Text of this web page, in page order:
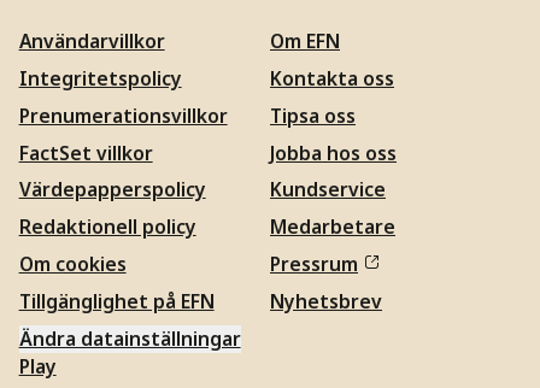
Användarvillkor
Integritetspolicy
Prenumerationsvillkor
FactSet villkor
Värdepapperspolicy
Redaktionell policy
Om cookies
Tillgänglighet på EFN
Ändra datainställningar
Om EFN
Kontakta oss
Tipsa oss
Jobba hos oss
Kundservice
Medarbetare
Pressrum
Nyhetsbrev
Play